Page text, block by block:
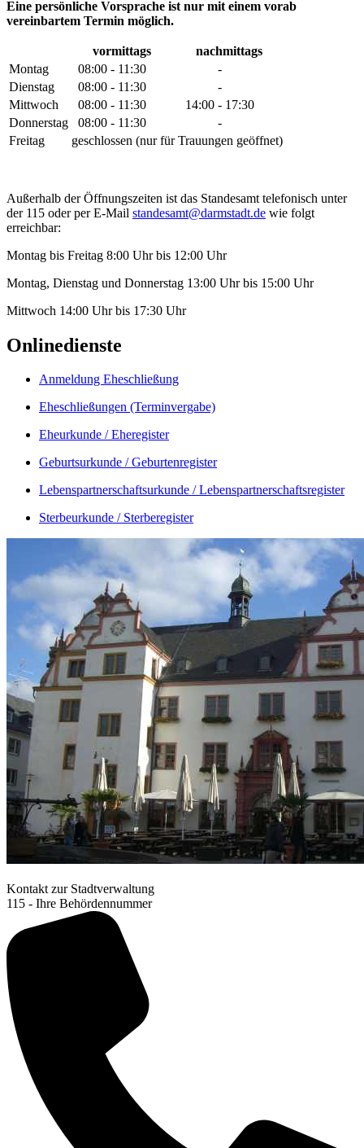
Eine persönliche Vorsprache ist nur mit einem vorab
vereinbartem Termin möglich.
vormittags
nachmittags
Montag
08:00 - 11:30
-
Dienstag
08:00 - 11:30
-
Mittwoch
08:00 - 11:30
14:00 - 17:30
Donnerstag
08:00 - 11:30
-
Freitag
geschlossen (nur für Trauungen geöffnet)
Außerhalb der Öffnungszeiten ist das Standesamt telefonisch unter
der 115 oder per E-Mail standesamt@darmstadt.de wie folgt
erreichbar:
Montag bis Freitag 8:00 Uhr bis 12:00 Uhr
Montag, Dienstag und Donnerstag 13:00 Uhr bis 15:00 Uhr
Mittwoch 14:00 Uhr bis 17:30 Uhr
Onlinedienste
Anmeldung Eheschließung
Eheschließungen (Terminvergabe)
Eheurkunde / Eheregister
Geburtsurkunde / Geburtenregister
Lebenspartnerschaftsurkunde / Lebenspartnerschaftsregister
Sterbeurkunde / Sterberegister
Kontakt zur Stadtverwaltung
115 - Ihre Behördennummer